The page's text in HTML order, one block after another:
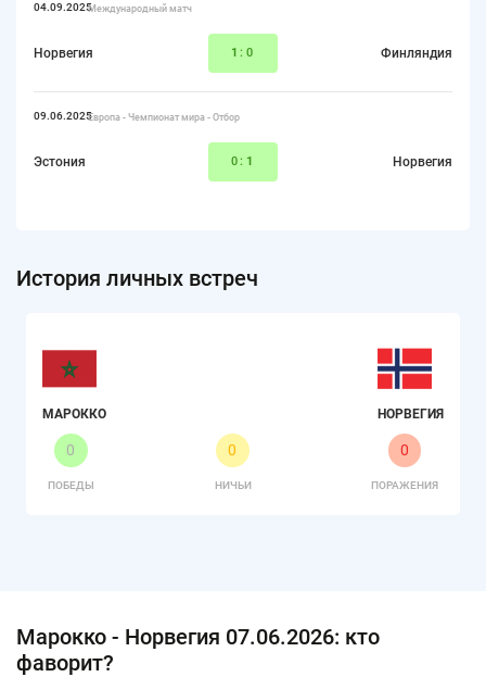
04.09.2025Международный матч
Норвегия 1:0 Финляндия
09.06.2025Европа - Чемпионат мира - Отбор
Эстония 0: 1 Норвегия
История личных встреч
МАРОККО
0
ПОБЕДЫ
0
НИЧЬИ
0
ПОРАЖЕНИЯ
НОРВЕГИЯ
Марокко - Норвегия 07.06.2026: кто
фаворит?